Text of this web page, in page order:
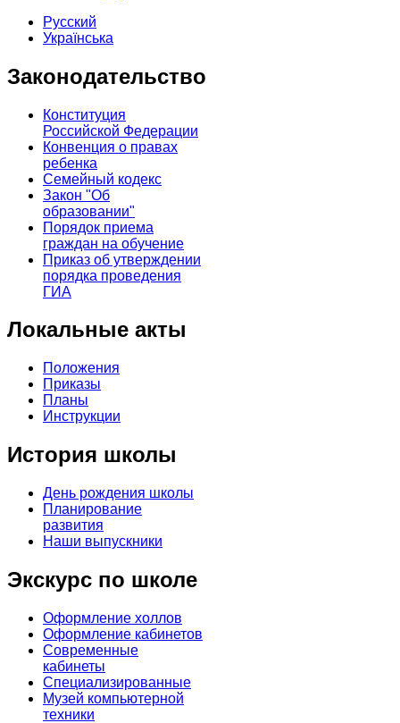
Русский
Українська
Законодательство
Конституция
Российской Федерации
Конвенция о правах
ребенка
Семейный кодекс
Закон "Об
образовании"
Порядок приема
граждан на обучение
Приказ об утверждении
порядка проведения
ГИА
Локальные акты
Положения
Приказы
Планы
Инструкции
История школы
День рождения школы
Планирование
развития
Наши выпускники
Экскурс по школе
Оформление холлов
Оформление кабинетов
Современные
кабинеты
Специализированные
Музей компьютерной
техники